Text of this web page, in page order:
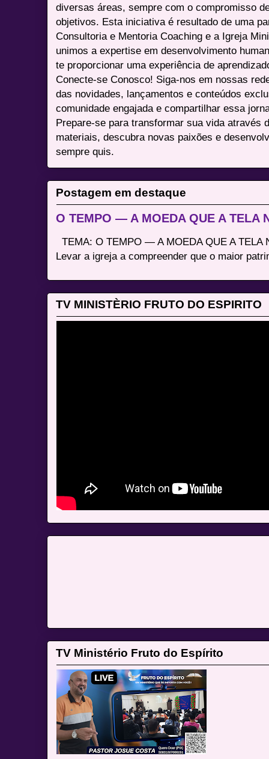
diversas áreas, sempre com o compromisso
objetivos. Esta iniciativa é resultado de uma
Consultoria e Mentoria Coaching e a Igreja
unimos a expertise em desenvolvimento
te proporcionar uma experiência de
Conecte-se Conosco! Siga-nos em nossas
das novidades, lançamentos e conteúdos
comunidade engajada e compartilhar essa
Prepare-se para transformar sua vida através
materiais, descubra novas paixões e
sempre quis.
Postagem em destaque
O TEMPO — A MOEDA QUE A TELA
TEMA: O TEMPO — A MOEDA QUE A TELA
Levar a igreja a compreender que o maior
TV MINISTÈRIO FRUTO DO ESPIRITO
TV Ministério Fruto do Espírito